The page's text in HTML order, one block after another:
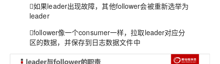
如果leader出现故障，其他follower会被重新选举为
leader
follower像一个consumer一样，拉取leader对应分
区的数据，并保存到日志数据文件中